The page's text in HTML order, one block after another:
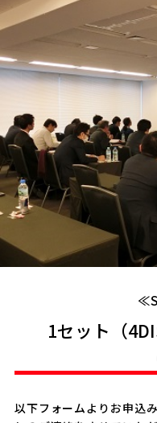
1セット（
以下フォームよりお申込